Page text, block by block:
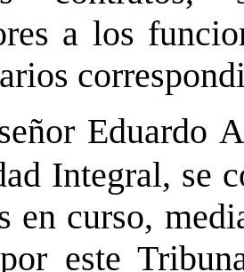
a los
Eduardo
Integral, se
en curso,
este